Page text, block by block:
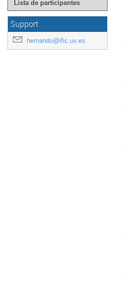
Lista de participantes
Support
hernando@ific.uv.es